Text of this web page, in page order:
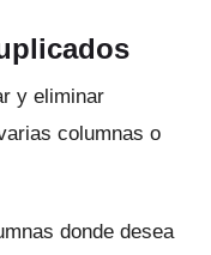
y eliminar
columnas o
donde desea